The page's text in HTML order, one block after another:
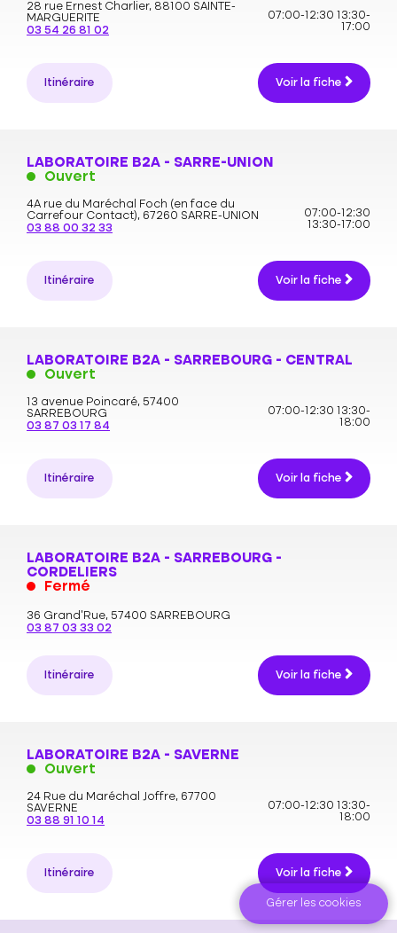
28 rue Ernest Charlier, 88100 SAINTE-
MARGUERITE
03 54 26 81 02
07:00-12:30
13:30-
17:00
Itinéraire Voir la fiche
LABORATOIRE B2A - SARRE-UNION
Ouvert
4A rue du Maréchal Foch (en face du
Carrefour Contact), 67260 SARRE-UNION
03 88 00 32 33
07:00-12:30
13:30-17:00
Itinéraire Voir la fiche
LABORATOIRE B2A - SARREBOURG - CENTRAL
Ouvert
13 avenue Poincaré, 57400
SARREBOURG
03 87 03 17 84
07:00-12:30
13:30-
18:00
Itinéraire Voir la fiche
LABORATOIRE B2A - SARREBOURG -
CORDELIERS
Fermé
36 Grand’Rue, 57400 SARREBOURG
03 87 03 33 02
Itinéraire Voir la fiche
LABORATOIRE B2A - SAVERNE
Ouvert
24 Rue du Maréchal Joffre, 67700
SAVERNE
03 88 91 10 14
07:00-12:30
13:30-
18:00
Itinéraire Voir la fiche
Gérer les cookies